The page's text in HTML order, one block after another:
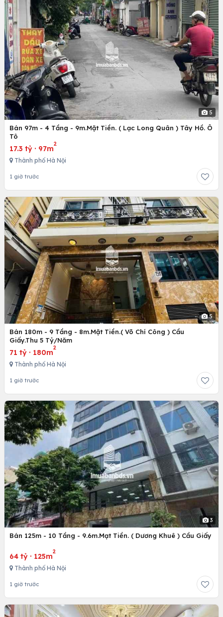
5
Bán 97m - 4 Tầng - 9m.Mặt Tiền. ( Lạc Long Quân ) Tây Hồ. Ô
Tô
17.3 tỷ · 97m
2
Thành phố Hà Nội
1 giờ trước
5
Bán 180m - 9 Tầng - 8m.Mặt Tiền.( Võ Chí Công ) Cầu
Giấy.Thu 5 Tỷ/Năm
71 tỷ · 180m
2
Thành phố Hà Nội
1 giờ trước
3
Bán 125m - 10 Tầng - 9.6m.Mạt Tiền. ( Dương Khuê ) Cầu Giấy
64 tỷ · 125m
2
Thành phố Hà Nội
1 giờ trước